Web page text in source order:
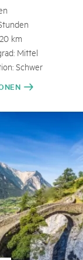
km
Mittel
Schwer